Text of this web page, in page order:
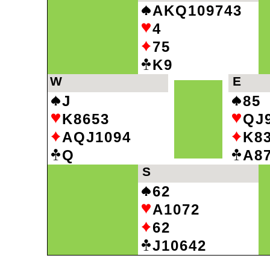
W
J
K8653
AQJ1094
Q
AKQ109743
4
75
K9
E
85
S
62
A1072
62
J10642